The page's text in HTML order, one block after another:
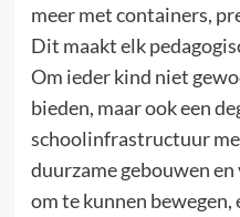
meer met containers,
Dit maakt elk
Om ieder kind niet
bieden, maar ook een
schoolinfrastructuur
duurzame gebouwen
om te kunnen bewegen,